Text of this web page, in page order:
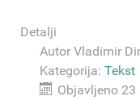
Detalji
Autor Vladimir
Kategorija: Tekst
Objavljeno